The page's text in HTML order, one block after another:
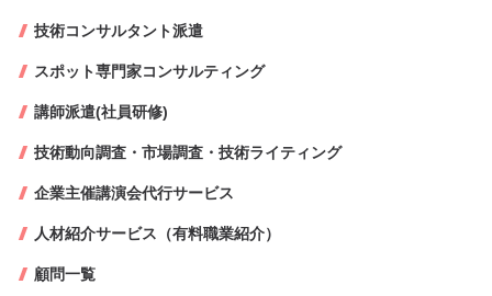
技術コンサルタント派遣
スポット専門家コンサルティング
講師派遣(社員研修)
技術動向調査・市場調査・技術ライティング
企業主催講演会代行サービス
人材紹介サービス（有料職業紹介）
顧問一覧